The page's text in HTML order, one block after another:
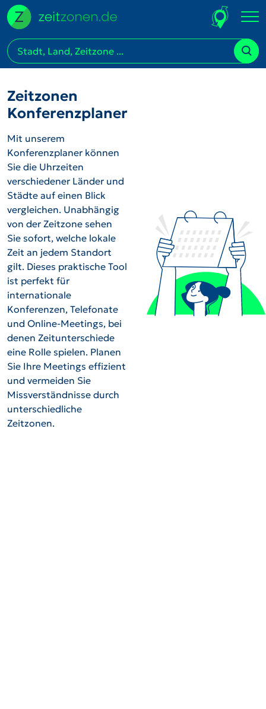
Zeitzonen
Konferenzplaner
Mit unserem
Konferenzplaner können
Sie die Uhrzeiten
verschiedener Länder und
Städte auf einen Blick
vergleichen. Unabhängig
von der Zeitzone sehen
Sie sofort, welche lokale
Zeit an jedem Standort
gilt. Dieses praktische Tool
ist perfekt für
internationale
Konferenzen, Telefonate
und Online-Meetings, bei
denen Zeitunterschiede
eine Rolle spielen. Planen
Sie Ihre Meetings effizient
und vermeiden Sie
Missverständnisse durch
unterschiedliche
Zeitzonen.